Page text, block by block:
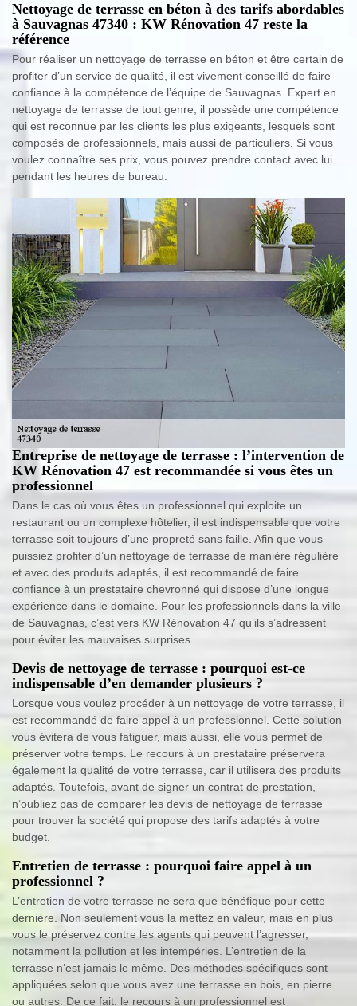
Nettoyage de terrasse en béton à des tarifs abordables
à Sauvagnas 47340 : KW Rénovation 47 reste la
référence
Pour réaliser un nettoyage de terrasse en béton et être certain de
profiter d’un service de qualité, il est vivement conseillé de faire
confiance à la compétence de l’équipe de Sauvagnas. Expert en
nettoyage de terrasse de tout genre, il possède une compétence
qui est reconnue par les clients les plus exigeants, lesquels sont
composés de professionnels, mais aussi de particuliers. Si vous
voulez connaître ses prix, vous pouvez prendre contact avec lui
pendant les heures de bureau.
Entreprise de nettoyage de terrasse : l’intervention de
KW Rénovation 47 est recommandée si vous êtes un
professionnel
Dans le cas où vous êtes un professionnel qui exploite un
restaurant ou un complexe hôtelier, il est indispensable que votre
terrasse soit toujours d’une propreté sans faille. Afin que vous
puissiez profiter d’un nettoyage de terrasse de manière régulière
et avec des produits adaptés, il est recommandé de faire
confiance à un prestataire chevronné qui dispose d’une longue
expérience dans le domaine. Pour les professionnels dans la ville
de Sauvagnas, c’est vers KW Rénovation 47 qu’ils s’adressent
pour éviter les mauvaises surprises.
Devis de nettoyage de terrasse : pourquoi est-ce
indispensable d’en demander plusieurs ?
Lorsque vous voulez procéder à un nettoyage de votre terrasse, il
est recommandé de faire appel à un professionnel. Cette solution
vous évitera de vous fatiguer, mais aussi, elle vous permet de
préserver votre temps. Le recours à un prestataire préservera
également la qualité de votre terrasse, car il utilisera des produits
adaptés. Toutefois, avant de signer un contrat de prestation,
n’oubliez pas de comparer les devis de nettoyage de terrasse
pour trouver la société qui propose des tarifs adaptés à votre
budget.
Entretien de terrasse : pourquoi faire appel à un
professionnel ?
L’entretien de votre terrasse ne sera que bénéfique pour cette
dernière. Non seulement vous la mettez en valeur, mais en plus
vous le préservez contre les agents qui peuvent l’agresser,
notamment la pollution et les intempéries. L’entretien de la
terrasse n’est jamais le même. Des méthodes spécifiques sont
appliquées selon que vous avez une terrasse en bois, en pierre
ou autres. De ce fait, le recours à un professionnel est